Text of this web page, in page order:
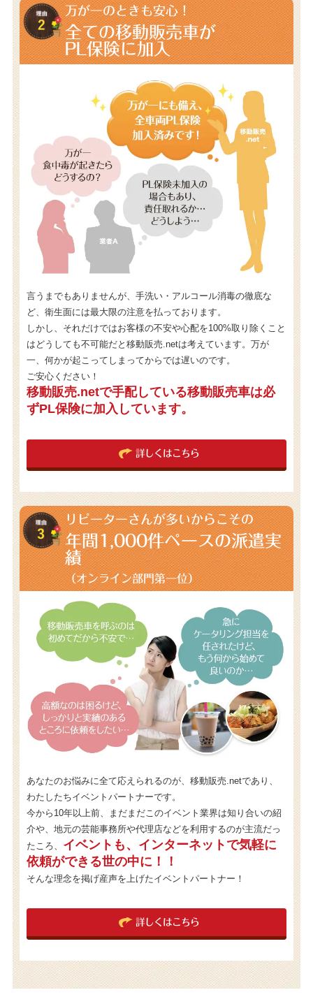
万が一のときも安心！
全ての移動販売車が
PL保険に加入
言うまでもありませんが、手洗い・アルコール消毒の徹底な
ど、衛生面には最大限の注意を払っております。
しかし、それだけではお客様の不安や心配を100%取り除くこと
はどうしても不可能だと移動販売.netは考えています。万が
一、何かが起こってしまってからでは遅いのです。
ご安心ください！
移動販売.netで手配している移動販売車は必
ずPL保険に加入しています。
詳しくはこちら
リピーターさんが多いからこその
年間1,000件ペースの派遣実
績
（オンライン部門第一位）
あなたのお悩みに全て応えられるのが、移動販売.netであり、
わたしたちイベントパートナーです。
今から10年以上前、まだまだこのイベント業界は知り合いの紹
介や、地元の芸能事務所や代理店などを利用するのが主流だっ
たころ、 イベントも、インターネットで気軽に
依頼ができる世の中に！！
そんな理念を掲げ産声を上げたイベントパートナー！
詳しくはこちら